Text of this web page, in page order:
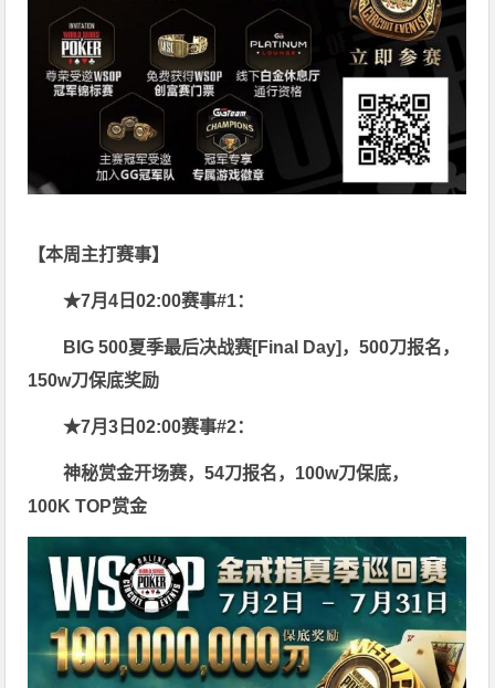
【本周主打赛事】
★7月4日02:00赛事#1：
BIG 500夏季最后决战赛[Final Day]，500刀报名，
150w刀保底奖励
★7月3日02:00赛事#2：
神秘赏金开场赛，54刀报名，100w刀保底，
100K TOP赏金